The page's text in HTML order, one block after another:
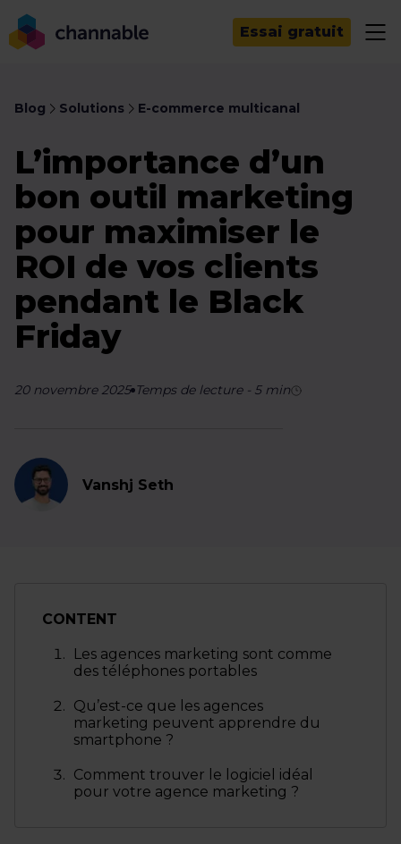
Essai gratuit
Blog Solutions E-commerce multicanal
L’importance d’un
bon outil marketing
pour maximiser le
ROI de vos clients
pendant le Black
Friday
20 novembre 2025 Temps de lecture- 5min
Vanshj Seth
CONTENT
Les agences marketing sont comme
des téléphones portables
Qu’est-ce que les agences
marketing peuvent apprendre du
smartphone ?
Comment trouver le logiciel idéal
pour votre agence marketing ?